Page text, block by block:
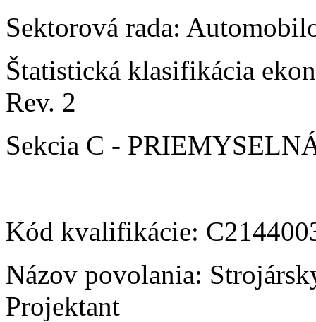
Sektorová rada:
Štatistická klasifikácia
Rev. 2
Sekcia C -
Kód kvalifikácie:
Názov povolania:
Projektant